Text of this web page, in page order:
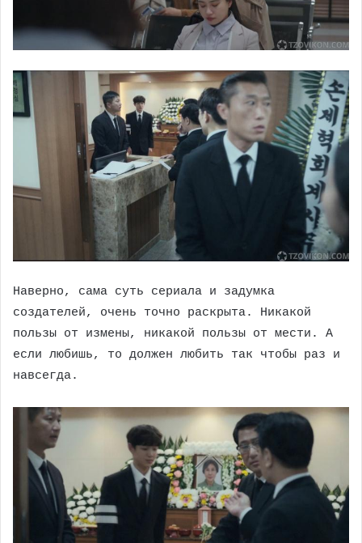
Наверно, сама суть сериала и задумка
создателей, очень точно раскрыта. Никакой
пользы от измены, никакой пользы от мести. А
если любишь, то должен любить так чтобы раз и
навсегда.